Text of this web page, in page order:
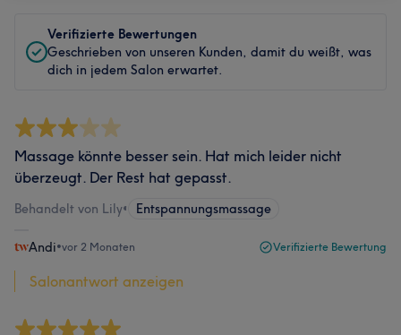
Verifizierte Bewertungen
Geschrieben von unseren Kunden, damit du weißt, was
dich in jedem Salon erwartet.
Massage könnte besser sein. Hat mich leider nicht
überzeugt. Der Rest hat gepasst.
Behandelt von Lily• Entspannungsmassage
Andi•vor 2 Monaten Verifizierte Bewertung
Salonantwort anzeigen